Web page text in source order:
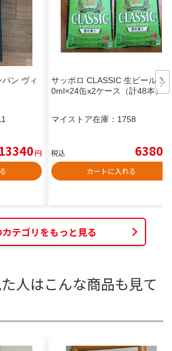
ン ヴィ
13340円
サッポロ CLASSIC 生ビール 35
0ml×24缶x2ケース（計48本）
マイストア在庫： 1758
税込 6380
カートに入れる
カテゴリをもっと見る
人はこんな商品も見て